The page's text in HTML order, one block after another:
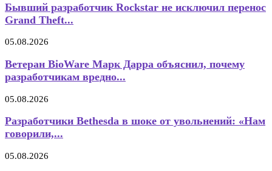
Бывший разработчик Rockstar не исключил перенос
Grand Theft...
05.08.2026
Ветеран BioWare Марк Дарра объяснил, почему
разработчикам вредно...
05.08.2026
Разработчики Bethesda в шоке от увольнений: «Нам
говорили,...
05.08.2026